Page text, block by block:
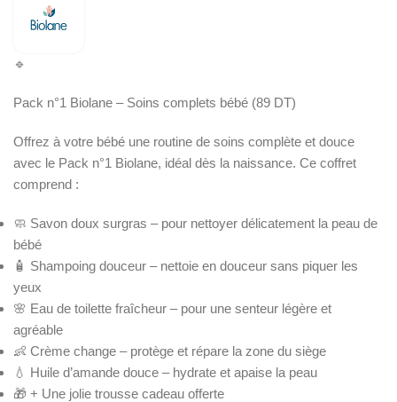
🔹
Pack n°1 Biolane – Soins complets bébé (89 DT)
Offrez à votre bébé une routine de soins complète et douce
avec le Pack n°1 Biolane, idéal dès la naissance. Ce coffret
comprend :
🧼 Savon doux surgras – pour nettoyer délicatement la peau de
bébé
🧴 Shampoing douceur – nettoie en douceur sans piquer les
yeux
🌸 Eau de toilette fraîcheur – pour une senteur légère et
agréable
👶 Crème change – protège et répare la zone du siège
💧 Huile d’amande douce – hydrate et apaise la peau
🎁 + Une jolie trousse cadeau offerte